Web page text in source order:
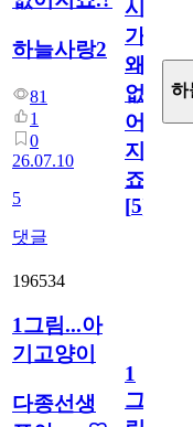
하늘사랑2
81
1
0
26.07.10
5
댓글
시
가
왜
없
어
지
죠.?
[5]
하
196534
1그림...아
기고양이
다종선생
1
그